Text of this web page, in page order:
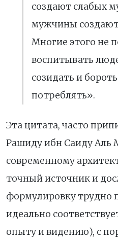
создают слабых
мужчины
Многие этого не
воспитывать
созидать и
потреблять».
Эта цитата, часто
Рашиду ибн Саиду Аль
современному
точный источник и
формулировку трудно
идеально
опыту и видению), с